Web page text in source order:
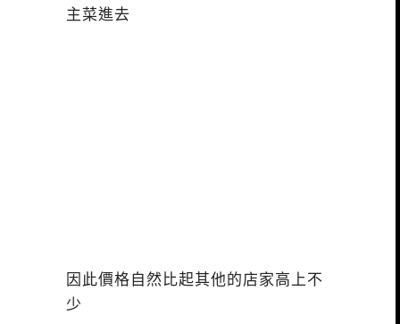
主菜進去
因此價格自然比起其他的店家高上不
少